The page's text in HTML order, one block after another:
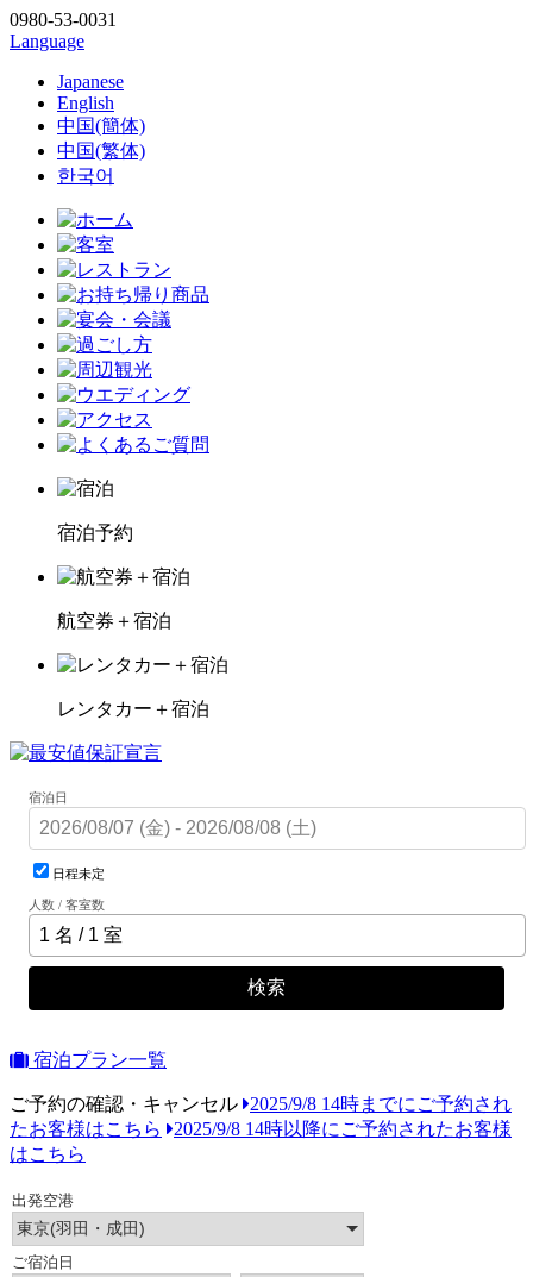
0980-53-0031
Language
Japanese
English
中国(簡体)
中国(繁体)
한국어
宿泊予約
航空券＋宿泊
レンタカー＋宿泊
宿泊日
日程未定
人数 / 客室数
検索
宿泊プラン一覧
ご予約の確認・キャンセル
2025/9/8 14時までにご予約され
たお客様はこちら
2025/9/8 14時以降にご予約されたお客様
はこちら